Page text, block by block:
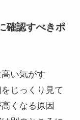
確認すべきポ
い気がす
じっくり見て
くなる原因